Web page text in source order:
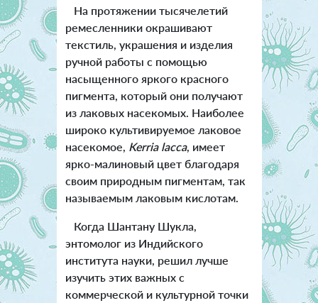
На протяжении тысячелетий
ремесленники окрашивают
текстиль, украшения и изделия
ручной работы с помощью
насыщенного яркого красного
пигмента, который они получают
из лаковых насекомых. Наиболее
широко культивируемое лаковое
насекомое, Kerria lacca, имеет
ярко-малиновый цвет благодаря
своим природным пигментам, так
называемым лаковым кислотам.
Когда Шантану Шукла,
энтомолог из Индийского
института науки, решил лучше
изучить этих важных с
коммерческой и культурной точки